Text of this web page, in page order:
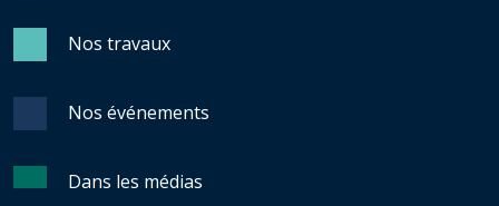
Nos travaux
Nos événements
Dans les médias